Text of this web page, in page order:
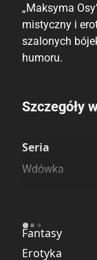
„Maksyma
mistyczny i
szalonych
humoru.
Porównaj
Szczegóły
Seria
Wdówka
Fantasy
Erotyka